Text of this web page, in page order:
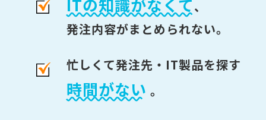
ITの知識がなくて、
発注内容がまとめられない。
忙しくて発注先・IT製品を探す
時間がない 。